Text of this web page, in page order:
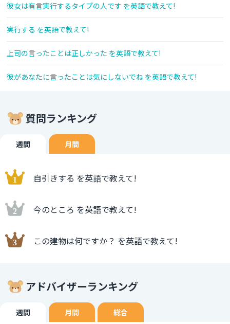
彼女は有言実行するタイプの人です を英語で教えて!
実行する を英語で教えて!
上司の言ったことは正しかった を英語で教えて!
彼があなたに言ったことは気にしないでね を英語で教えて!
質問ランキング
週間 月間
自引きする を英語で教えて!
今のところ を英語で教えて!
この建物は何ですか？ を英語で教えて!
アドバイザーランキング
週間 月間 総合